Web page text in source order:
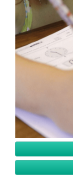
p
l
B
a
a
e
r